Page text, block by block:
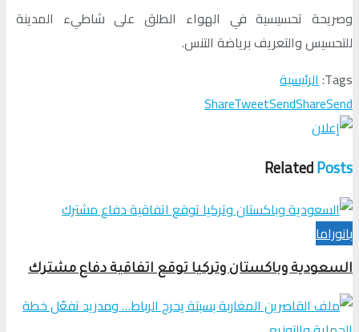
وصريحة تحسيسية في الهواء الطلق على شاطيء المدينة
للتحسيس والتعريف برياضة التنس.
Tags: الرئيسية
ShareTweetSendShareSend
RelatedPosts
بانوراما
السعودية وباكستان وتركيا توقع اتفاقية دفاع مشترك